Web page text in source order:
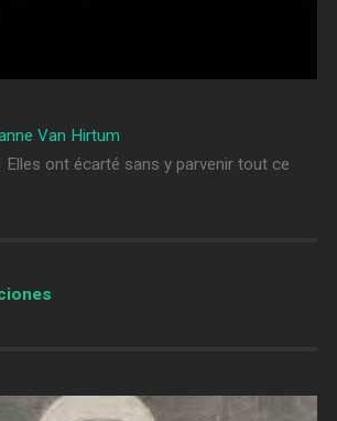
Van Hirtum
Elles ont écarté sans y parvenir tout ce